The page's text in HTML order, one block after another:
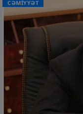
CƏMİYYƏT